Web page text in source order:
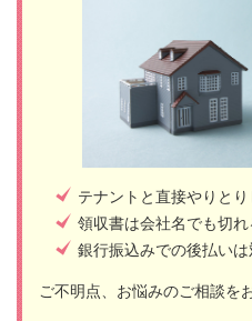
テナントと直接やりと
領収書は会社名でも切れ
銀行振込みでの後払いは
ご不明点、お悩みのご相談を